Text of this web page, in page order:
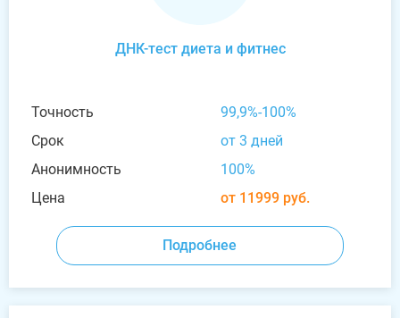
ДНК-тест диета и фитнес
Точность
99,9%-100%
Срок
от 3 дней
Анонимность
100%
Цена
от 11999 руб.
Подробнее